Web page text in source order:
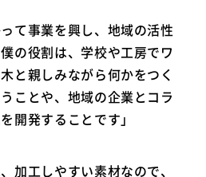
て事業を興し、地域の活性
の役割は、学校や工房でワ
と親しみながら何かをつく
ことや、地域の企業とコラ
開発することです」
加工しやすい素材なので、